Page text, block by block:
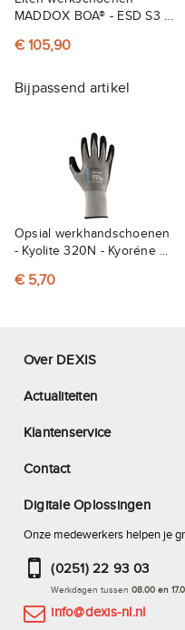
MADDOX BOA® - ESD S3 ...
€ 105,90
Bijpassend artikel
Opsial werkhandschoenen
- Kyolite 320N - Kyoréne ...
€ 5,70
Over DEXIS
Actualiteiten
Klantenservice
Contact
Digitale Oplossingen
Onze medewerkers helpen je
(0251) 22 93 03
Werkdagen tussen 08.00 en
info@dexis-nl.nl